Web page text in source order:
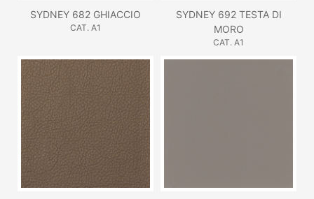
SYDNEY 682 GHIACCIO
CAT. A1
SYDNEY 692 TESTA DI
MORO
CAT. A1